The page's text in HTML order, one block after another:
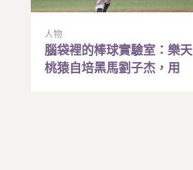
人物
腦袋裡的棒球實驗室：樂天
桃猿自培黑馬劉子杰，用